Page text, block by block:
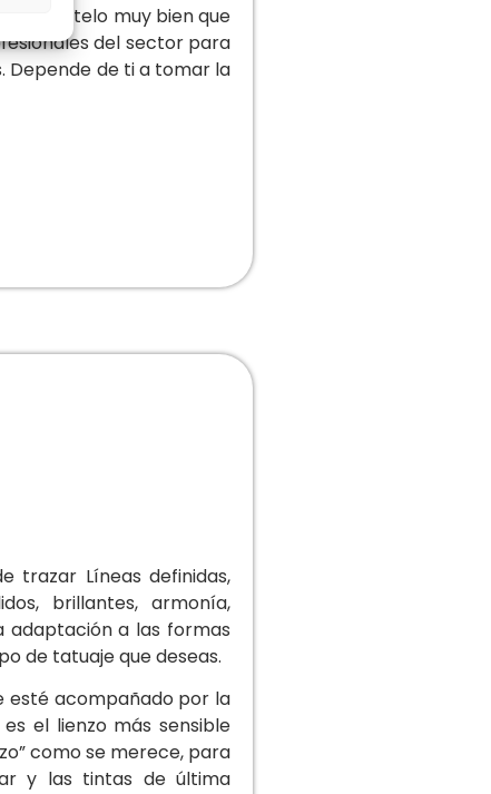
piénsatelo muy bien que
del sector para
Depende de ti a tomar la
trazar Líneas definidas,
brillantes, armonía,
a las formas
de tatuaje que deseas.
esté acompañado por la
el lienzo más sensible
como se merece, para
y las tintas de última